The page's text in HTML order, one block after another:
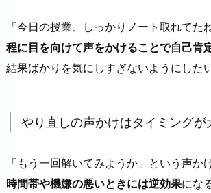
「今日の授業、しっかりノート取れてた
程に目を向けて声をかけることで自己肯
結果ばかりを気にしすぎないようにした
やり直しの声かけはタイミングが
「もう一回解いてみようか」という声か
時間帯や機嫌の悪いときには逆効果にな